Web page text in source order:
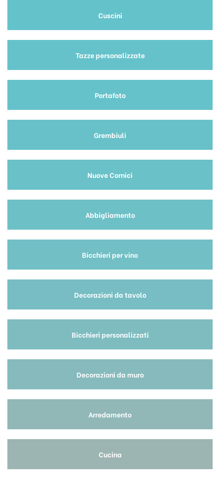
Cuscini
Tazze personalizzate
Portafoto
Grembiuli
Nuove Cornici
Abbigliamento
Bicchieri per vino
Decorazioni da tavolo
Bicchieri personalizzati
Decorazioni da muro
Arredamento
Cucina